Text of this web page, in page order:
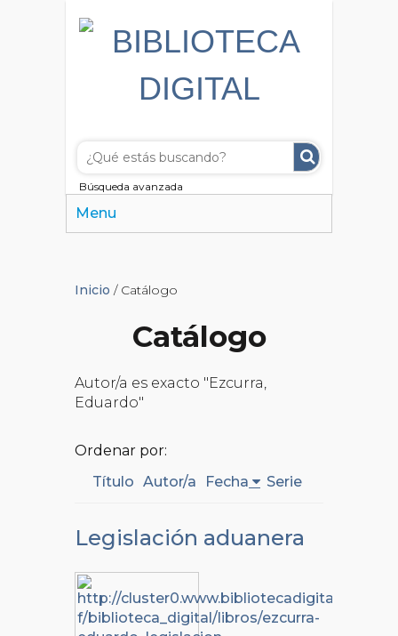
Búsqueda avanzada
Menu
Inicio / Catálogo
Catálogo
Autor/a es exacto "Ezcurra,
Eduardo"
Ordenar por:
Título Autor/a Fecha Serie
Legislación aduanera